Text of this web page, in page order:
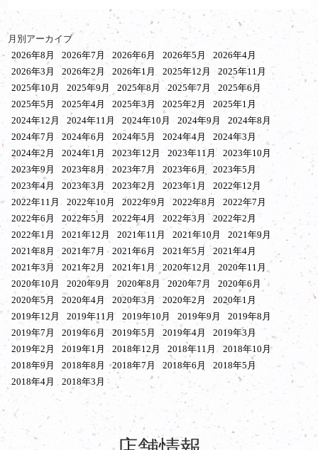
月別アーカイブ
2026年8月
2026年7月 2026年6月 2026年5月
2026年4月
2026年3月
2026年2月 2026年1月 2025年12月
2025年11月
2025年10月
2025年9月 2025年8月 2025年7月
2025年6月
2025年5月
2025年4月 2025年3月 2025年2月
2025年1月
2024年12月
2024年11月 2024年10月 2024年9月
2024年8月
2024年7月
2024年6月 2024年5月 2024年4月
2024年3月
2024年2月
2024年1月 2023年12月 2023年11月
2023年10月
2023年9月
2023年8月 2023年7月 2023年6月
2023年5月
2023年4月
2023年3月 2023年2月 2023年1月
2022年12月
2022年11月
2022年10月 2022年9月 2022年8月
2022年7月
2022年6月
2022年5月 2022年4月 2022年3月
2022年2月
2022年1月
2021年12月 2021年11月 2021年10月
2021年9月
2021年8月
2021年7月 2021年6月 2021年5月
2021年4月
2021年3月
2021年2月 2021年1月 2020年12月
2020年11月
2020年10月
2020年9月 2020年8月 2020年7月
2020年6月
2020年5月
2020年4月 2020年3月 2020年2月
2020年1月
2019年12月
2019年11月 2019年10月 2019年9月
2019年8月
2019年7月
2019年6月 2019年5月 2019年4月
2019年3月
2019年2月
2019年1月 2018年12月 2018年11月
2018年10月
2018年9月
2018年8月 2018年7月 2018年6月
2018年5月
2018年4月
2018年3月